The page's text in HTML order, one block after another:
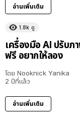
อ่านเพิ่มเติม
1.8k ดู
เครื่องมือ AI ปรับภ
ฟรี อยากให้ลอง
โดย Nooknick Yanika
2 ปีที่แล้ว
อ่านเพิ่มเติม